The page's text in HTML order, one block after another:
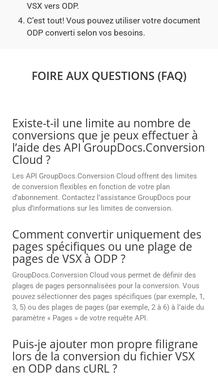
VSX vers ODP.
C’est tout! Vous pouvez utiliser votre document
ODP converti selon vos besoins.
FOIRE AUX QUESTIONS (FAQ)
Existe-t-il une limite au nombre de
conversions que je peux effectuer à
l’aide des API GroupDocs.Conversion
Cloud ?
Les API GroupDocs.Conversion Cloud offrent des limites
de conversion flexibles en fonction de votre plan
d’abonnement. Contactez l’assistance GroupDocs pour
plus d’informations sur les limites de conversion.
Comment convertir uniquement des
pages spécifiques ou une plage de
pages de VSX à ODP ?
GroupDocs.Conversion Cloud vous permet de définir des
plages de pages personnalisées pour la conversion. Vous
pouvez sélectionner des pages spécifiques (par exemple, 1,
3, 5) ou des plages de pages (par exemple, 2 à 6) à l’aide du
paramètre « Pages » de votre requête API.
Puis-je ajouter mon propre filigrane
lors de la conversion du fichier VSX
en ODP dans cURL ?